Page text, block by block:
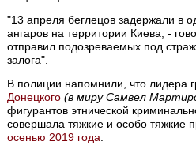
"13 апреля беглецов задержали в
ангаров на территории Киева, -
отправил подозреваемых под
залога".
В полиции напомнили, что лидера
Донецкого (в миру Самвел
фигурантов этнической
совершала тяжкие и особо тяжкие
осенью 2019 года.